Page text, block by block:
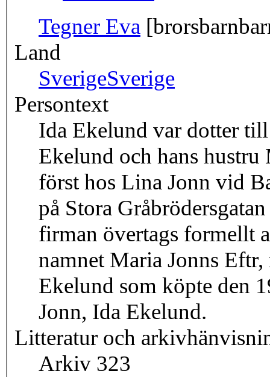
Tegner Eva
Land
SverigeSverige
Persontext
Ida Ekelund var dotter
Ekelund och hans hustru
först hos Lina Jonn vid
på Stora
firman övertags formellt
namnet Maria Jonns
Ekelund som köpte den
Jonn, Ida Ekelund.
Litteratur och
Arkiv 323